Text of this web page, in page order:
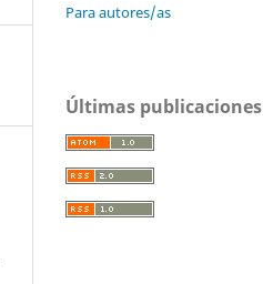
Para autores/as
Últimas publicaciones